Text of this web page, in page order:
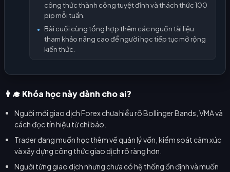
công thức thành công tuyệt đỉnh và thách thức 100
pip mỗi tuần.
●
Bài cuối cùng tổng hợp thêm các nguồn tài liệu
tham khảo nâng cao để người học tiếp tục mở rộng
kiến thức.
👨‍🎓 Khóa học này dành cho ai?
Người mới giao dịch Forex chưa hiểu rõ Bollinger Bands, VMA và
cách đọc tín hiệu từ chỉ báo.
Trader đang muốn học thêm về quản lý vốn, kiểm soát cảm xúc
và xây dựng công thức giao dịch rõ ràng hơn.
Người từng giao dịch nhưng chưa có hệ thống ổn định và muốn